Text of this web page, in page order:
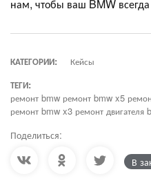
нам, чтобы ваш BMW
КАТЕГОРИИ:
Кейсы
ТЕГИ:
ремонт bmw ремонт bmw x5
ремонт bmw x3 ремонт двигателя
Поделиться:
В